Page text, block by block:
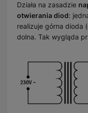
Działa na zasadzie
otwierania diod:
realizuje górna dioda
dolna. Tak wygląda